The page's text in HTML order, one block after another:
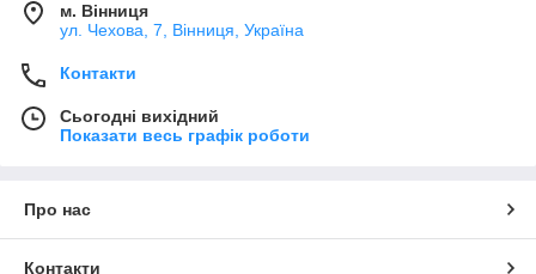
м. Вінниця
ул. Чехова, 7, Вінниця, Україна
Контакти
Сьогодні вихідний
Показати весь графік роботи
Про нас
Контакти